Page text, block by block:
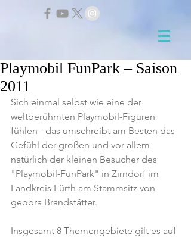
Playmobil FunPark – Saison
2011
Sich einmal selbst wie eine der
weltberühmten Playmobil-Figuren
fühlen - das umschreibt am Besten das
Gefühl der großen und vor allem
natürlich der kleinen Besucher des
"Playmobil-FunPark" in Zirndorf im
Landkreis Fürth am Stammsitz von
geobra Brandstätter.
Insgesamt 8 Themengebiete gilt es auf